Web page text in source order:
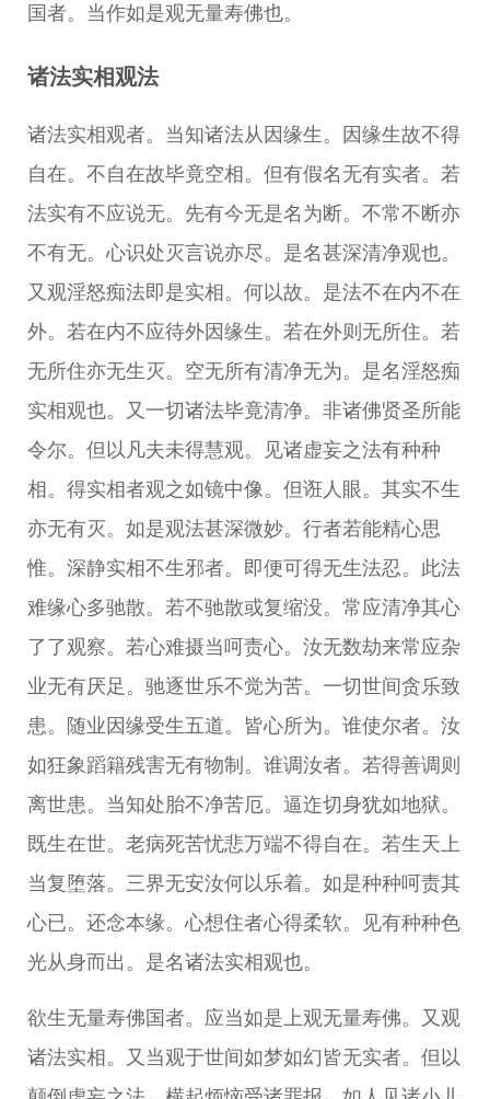
国者。当作如是观无量寿佛也。
诸法实相观法
诸法实相观者。当知诸法从因缘生。因缘生故不得
自在。不自在故毕竟空相。但有假名无有实者。若
法实有不应说无。先有今无是名为断。不常不断亦
不有无。心识处灭言说亦尽。是名甚深清净观也。
又观淫怒痴法即是实相。何以故。是法不在内不在
外。若在内不应待外因缘生。若在外则无所住。若
无所住亦无生灭。空无所有清净无为。是名淫怒痴
实相观也。又一切诸法毕竟清净。非诸佛贤圣所能
令尔。但以凡夫未得慧观。见诸虚妄之法有种种
相。得实相者观之如镜中像。但诳人眼。其实不生
亦无有灭。如是观法甚深微妙。行者若能精心思
惟。深静实相不生邪者。即便可得无生法忍。此法
难缘心多驰散。若不驰散或复缩没。常应清净其心
了了观察。若心难摄当呵责心。汝无数劫来常应杂
业无有厌足。驰逐世乐不觉为苦。一切世间贪乐致
患。随业因缘受生五道。皆心所为。谁使尔者。汝
如狂象蹈籍残害无有物制。谁调汝者。若得善调则
离世患。当知处胎不净苦厄。逼迮切身犹如地狱。
既生在世。老病死苦忧悲万端不得自在。若生天上
当复堕落。三界无安汝何以乐着。如是种种呵责其
心已。还念本缘。心想住者心得柔软。见有种种色
光从身而出。是名诸法实相观也。
欲生无量寿佛国者。应当如是上观无量寿佛。又观
诸法实相。又当观于世间如梦如幻皆无实者。但以